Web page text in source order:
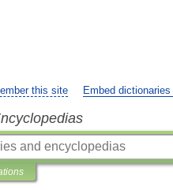
this site Embed